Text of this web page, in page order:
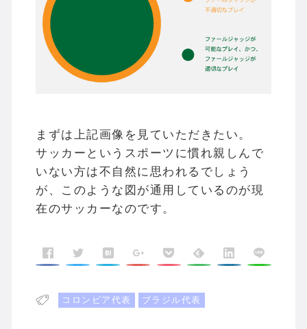
まずは上記画像を見ていただきたい。
サッカーというスポーツに慣れ親しんで
いない方は不自然に思われるでしょう
が、このような図が通用しているのが現
在のサッカーなのです。
コロンビア代表 ブラジル代表